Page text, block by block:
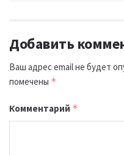
Добавить
Ваш адрес email не будет
помечены *
Комментарий *